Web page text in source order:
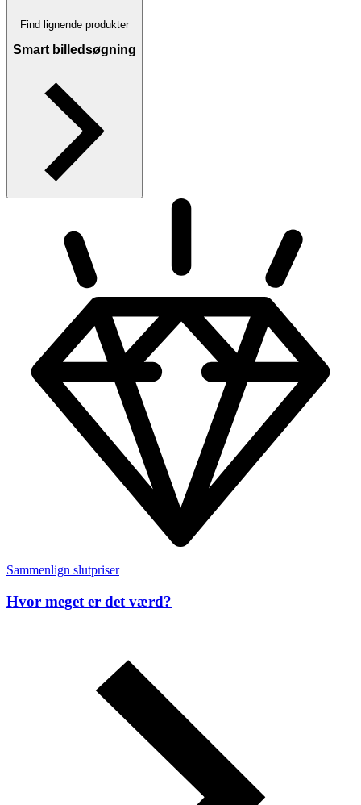
Find lignende produkter
Smart billedsøgning
Sammenlign slutpriser
Hvor meget er det værd?